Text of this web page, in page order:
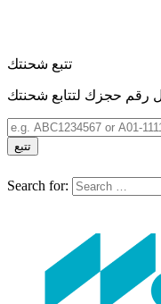
تتبع شحنتك
رقم حجزك لتتابع شحنتك
تتبع
Search for: